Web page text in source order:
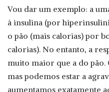
Vou dar um exemplo: a
à insulina (por
o pão (mais calorias) por
calorias). No entanto, a
muito maior que a do pão.
mas podemos estar a
aumentamos exatamente